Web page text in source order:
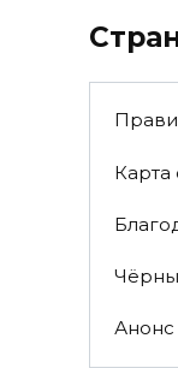
Карта
Анонс